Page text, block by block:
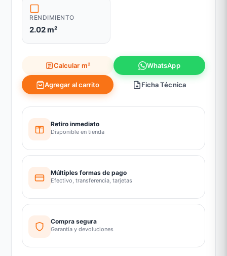
RENDIMIENTO
2.02 m²
Calcular m² WhatsApp
Agregar al carrito Ficha Técnica
Retiro inmediato
Disponible en tienda
Múltiples formas de pago
Efectivo, transferencia, tarjetas
Compra segura
Garantía y devoluciones